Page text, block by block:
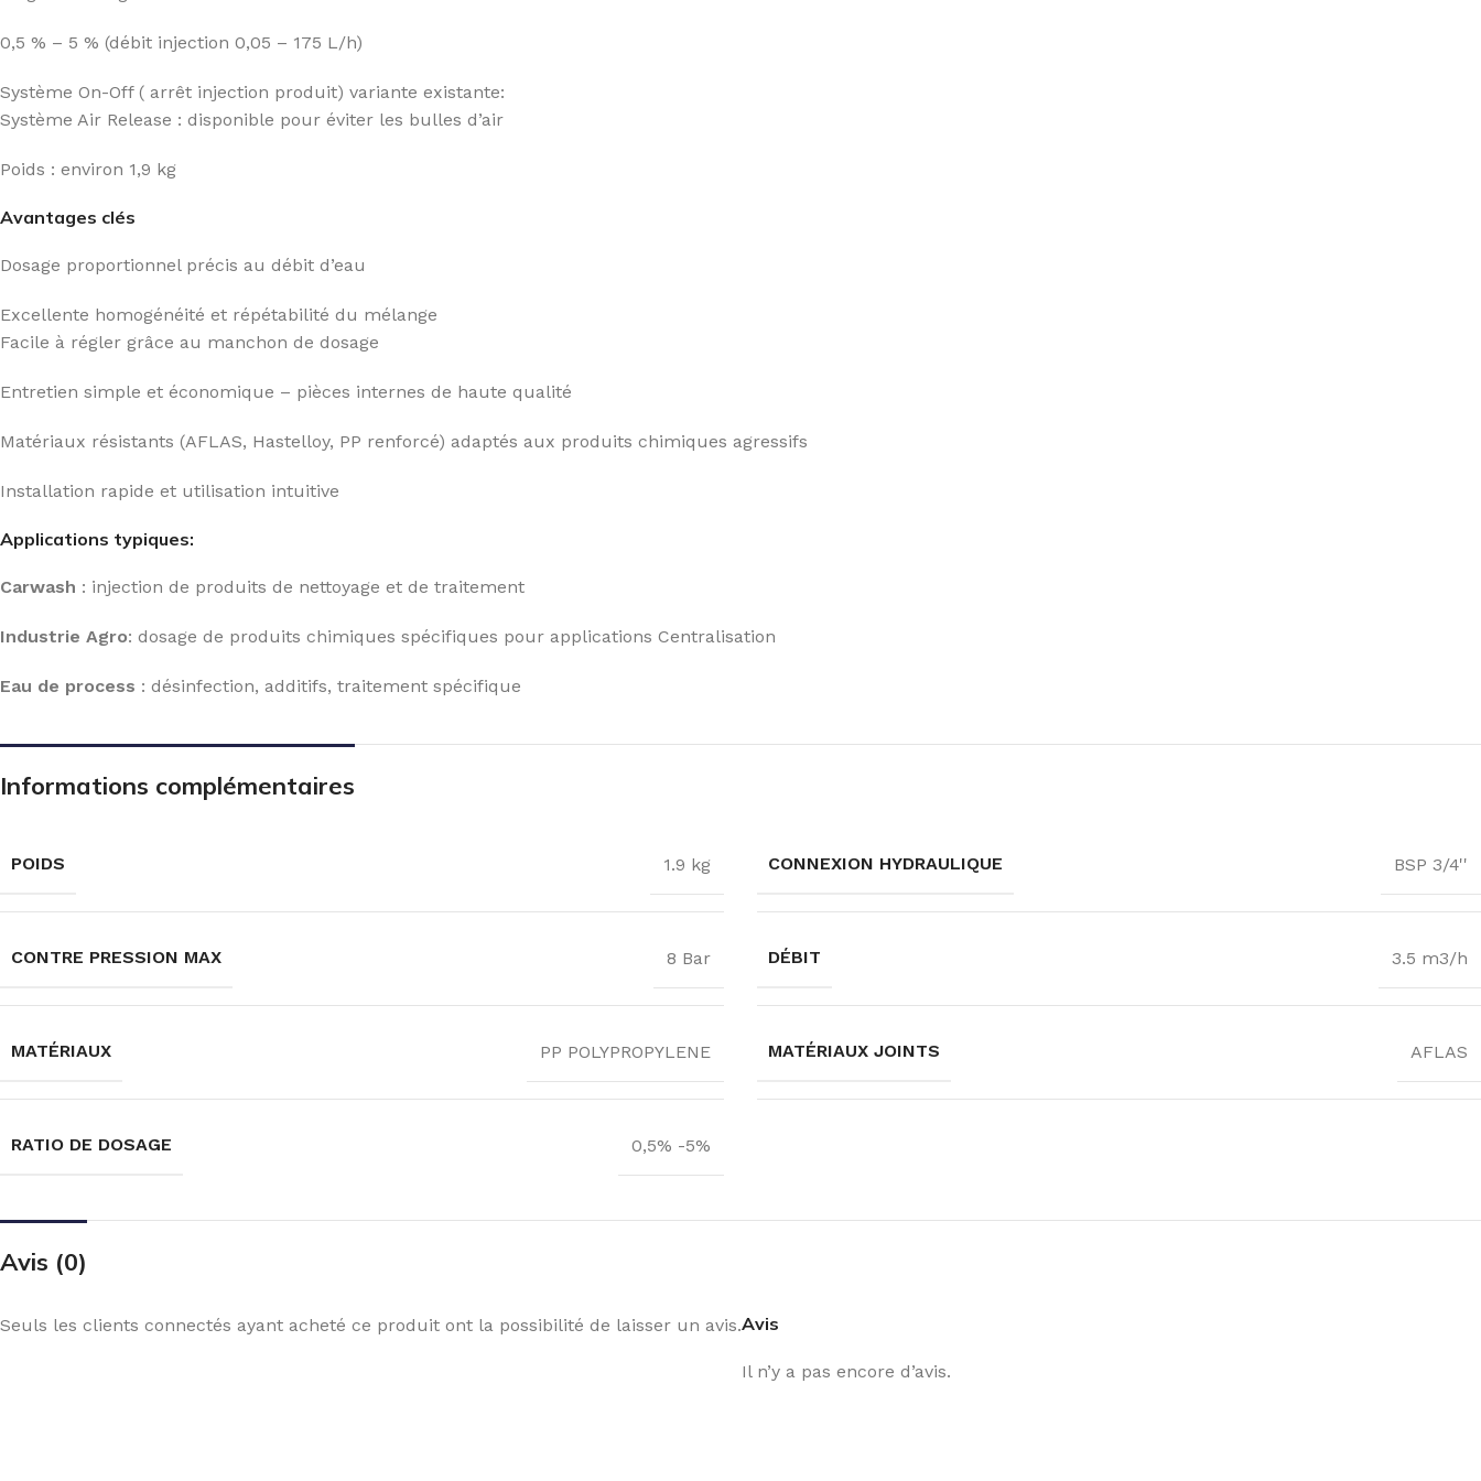
0,5 % – 5 % (débit injection 0,05 – 175 L/h)
Système On-Off ( arrêt injection produit) variante existante:
Système Air Release : disponible pour éviter les bulles d’air
Poids : environ 1,9 kg
Avantages clés
Dosage proportionnel précis au débit d’eau
Excellente homogénéité et répétabilité du mélange
Facile à régler grâce au manchon de dosage
Entretien simple et économique – pièces internes de haute qualité
Matériaux résistants (AFLAS, Hastelloy, PP renforcé) adaptés aux produits chimiques agressifs
Installation rapide et utilisation intuitive
Applications typiques:
Carwash : injection de produits de nettoyage et de traitement
Industrie Agro: dosage de produits chimiques spécifiques pour applications Centralisation
Eau de process : désinfection, additifs, traitement spécifique
Informations complémentaires
POIDS 1.9 kg CONNEXION HYDRAULIQUE BSP 3/4''
CONTRE PRESSION MAX 8 Bar DÉBIT 3.5 m3/h
MATÉRIAUX PP POLYPROPYLENE MATÉRIAUX JOINTS AFLAS
RATIO DE DOSAGE 0,5% -5%
Avis (0)
Avis
Il n’y a pas encore d’avis.
Seuls les clients connectés ayant acheté ce produit ont la possibilité de laisser un avis.